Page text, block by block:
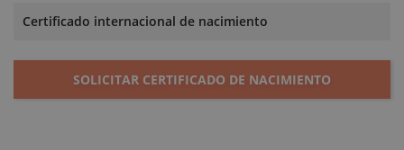
Certificado internacional de nacimiento
SOLICITAR CERTIFICADO DE NACIMIENTO